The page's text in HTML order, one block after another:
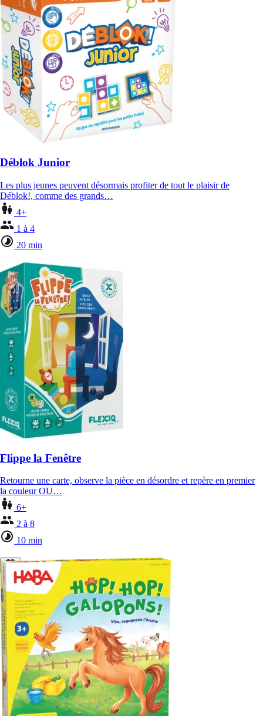
Déblok Junior
Les plus jeunes peuvent désormais profiter de tout le plaisir de
Déblok!, comme des grands…
4+
1 à 4
20 min
Flippe la Fenêtre
Retourne une carte, observe la pièce en désordre et repère en premier
la couleur OU…
6+
2 à 8
10 min